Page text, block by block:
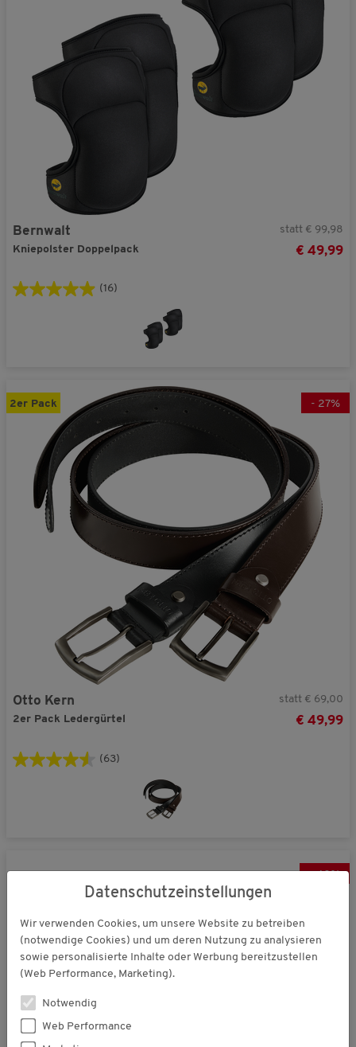
Bernwalt
Kniepolster Doppelpack
statt € 99,98
€ 49,99
(16)
2er Pack - 27%
Otto Kern
2er Pack Ledergürtel
statt € 69,00
€ 49,99
(63)
-40%
Datenschutzeinstellungen
Wir verwenden Cookies, um unsere Website zu betreiben
(notwendige Cookies) und um deren Nutzung zu analysieren
sowie personalisierte Inhalte oder Werbung bereitzustellen
(Web Performance, Marketing).
Notwendig
Web Performance